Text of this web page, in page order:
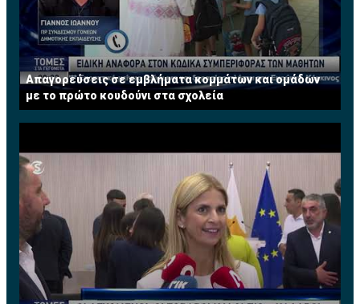
Απαγορεύσεις σε εμβλήματα κομμάτων και ομάδων
με το πρώτο κουδούνι στα σχολεία